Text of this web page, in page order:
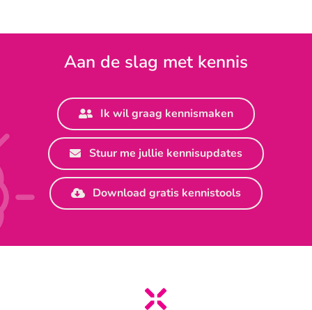
Aan de slag met kennis
Ik wil graag kennismaken
Stuur me jullie kennisupdates
Download gratis kennistools